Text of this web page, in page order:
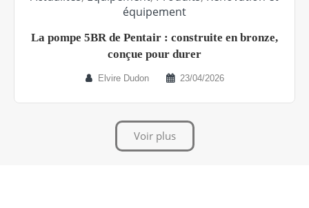
équipement
La pompe 5BR de Pentair : construite en bronze,
conçue pour durer
Elvire Dudon 23/04/2026
Voir plus